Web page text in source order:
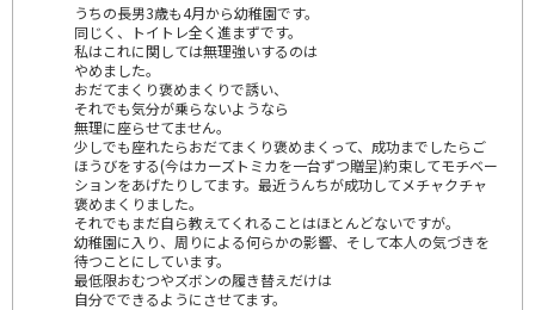
うちの長男3歳も4月から幼稚園です。
同じく、トイトレ全く進まずです。
私はこれに関しては無理強いするのは
やめました。
おだてまくり褒めまくりで誘い、
それでも気分が乗らないようなら
無理に座らせてません。
少しでも座れたらおだてまくり褒めまくって、成功までしたらご
ほうびをする(今はカーズトミカを一台ずつ贈呈)約束してモチベー
ションをあげたりしてます。最近うんちが成功してメチャクチャ
褒めまくりました。
それでもまだ自ら教えてくれることはほとんどないですが。
幼稚園に入り、周りによる何らかの影響、そして本人の気づきを
待つことにしています。
最低限おむつやズボンの履き替えだけは
自分でできるようにさせてます。